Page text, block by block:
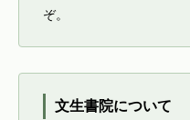
ぞ。
文生書院について